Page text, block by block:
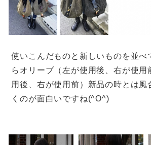
使いこんだものと新しいものを並べ
らオリーブ（左が使用後、右が使用
用後、右が使用前）新品の時とは風
くのが面白いですね(^O^)